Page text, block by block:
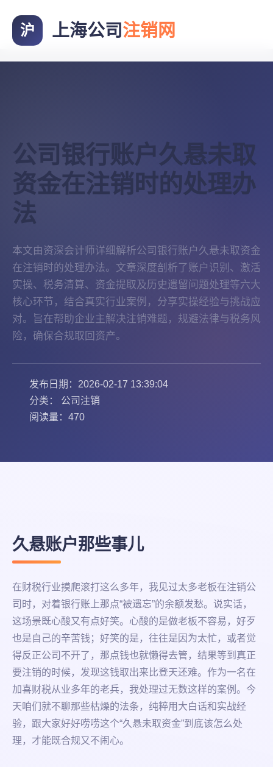
沪 上海公司注销网
公司银行账户久悬未取
资金在注销时的处理办
法
本文由资深会计师详细解析公司银行账户久悬未取资金
在注销时的处理办法。文章深度剖析了账户识别、激活
实操、税务清算、资金提取及历史遗留问题处理等六大
核心环节，结合真实行业案例，分享实操经验与挑战应
对。旨在帮助企业主解决注销难题，规避法律与税务风
险，确保合规取回资产。
发布日期：2026-02-17 13:39:04
分类： 公司注销
阅读量：470
久悬账户那些事儿
在财税行业摸爬滚打这么多年，我见过太多老板在注销公
司时，对着银行账上那点“被遗忘”的余额发愁。说实话，
这场景既心酸又有点好笑。心酸的是做老板不容易，好歹
也是自己的辛苦钱；好笑的是，往往是因为太忙，或者觉
得反正公司不开了，那点钱也就懒得去管，结果等到真正
要注销的时候，发现这钱取出来比登天还难。作为一名在
加喜财税从业多年的老兵，我处理过无数这样的案例。今
天咱们就不聊那些枯燥的法条，纯粹用大白话和实战经
验，跟大家好好唠唠这个“久悬未取资金”到底该怎么处
理，才能既合规又不闹心。